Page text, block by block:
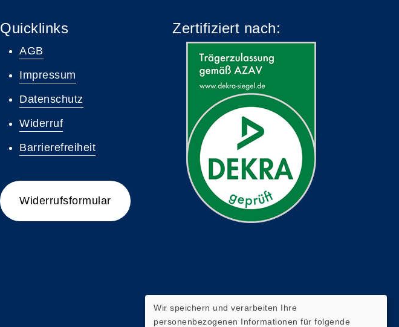
Quicklinks
AGB
Impressum
Datenschutz
Widerruf
Barrierefreiheit
Widerrufsformular
Zertifiziert nach:
Wir speichern und verarbeiten Ihre
personenbezogenen Informationen für folgende